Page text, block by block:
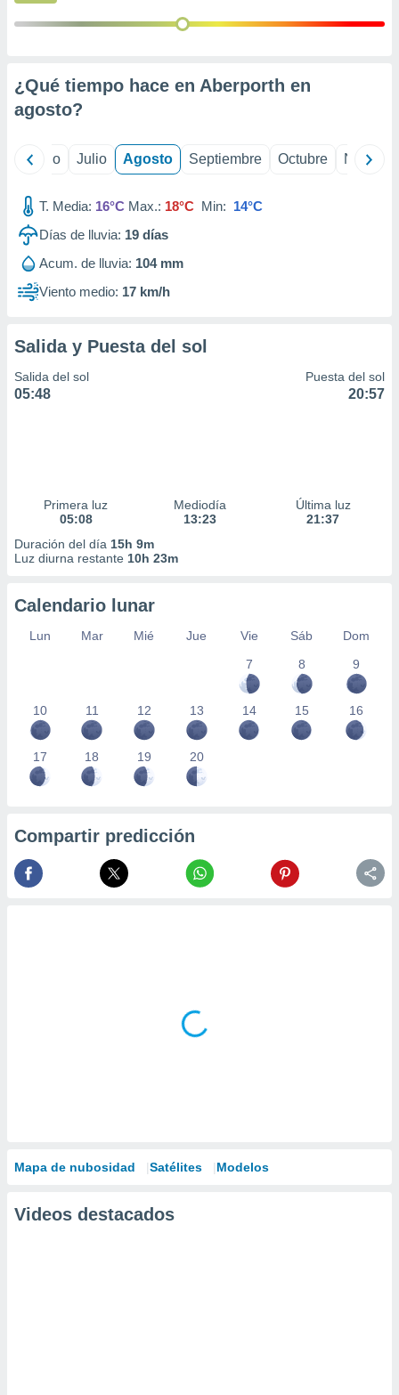
e
mediante
de
¿Qué tiempo hace en Aberporth en
agosto?
Junio Julio Agosto Septiembre Octubre
T. Media: 16°C Max.: 18°C Min: 14°C
Días de lluvia: 19 días
Acum. de lluvia: 104 mm
Viento medio: 17 km/h
Salida y Puesta del sol
Salida del sol
05:48
Puesta del sol
20:57
Primera luz
05:08
Mediodía
13:23
Última luz
21:37
Duración del día 15h 9m
Luz diurna restante 10h 23m
Calendario lunar
Lun Mar Mié Jue Vie Sáb
Dom
7
8 9
10 11 12 13 14 15 16
17 18 19 20
Compartir predicción
Mapa de nubosidad Satélites Modelos
Videos destacados